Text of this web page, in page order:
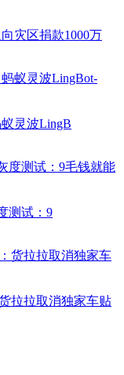
灾区捐款1000万
灵波LingB
测试：9
拉拉取消独家车贴